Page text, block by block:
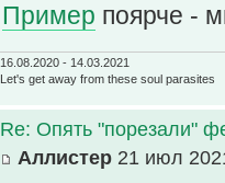
Пример поярче -
16.08.2020 - 14.03.2021
Let's get away from these soul parasites
Re: Опять "порезали"
Аллистер 21 июл